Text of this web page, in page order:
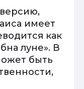
имеет
как
луне». В
быть